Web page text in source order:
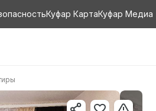
Куфар КартаКуфар Медиа